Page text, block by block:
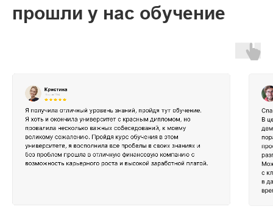
прошли у нас обучение